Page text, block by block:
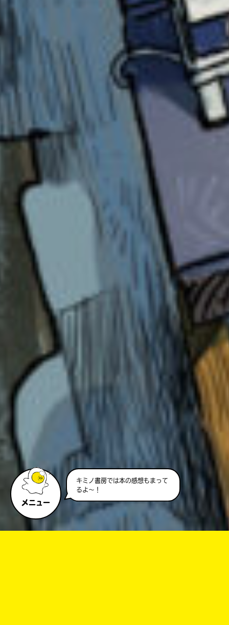
メニュー
キミノ書房では本の感想もまって
るよ～！